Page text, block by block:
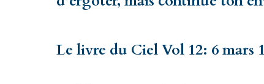
Le livre du Ciel Vol 12: 6 mars